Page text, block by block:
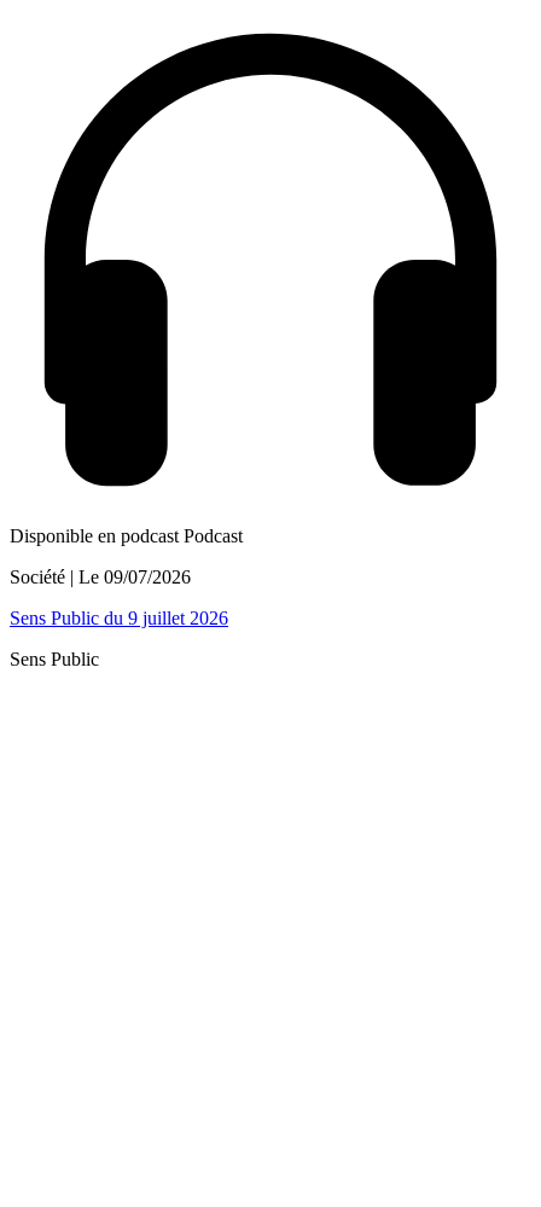
Disponible en podcast Podcast
Société | Le 09/07/2026
Sens Public du 9 juillet 2026
Sens Public